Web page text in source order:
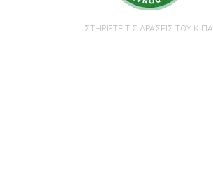
ΣΤΗΡΙΞΤΕ ΤΙΣ ΔΡΑΣΕΙΣ ΤΟΥ ΚΙΠΑ